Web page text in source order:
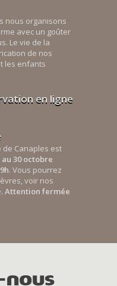
nous organisons
avec un goûter
Le vie de la
de nos
les enfants
en ligne
de Canaples est
au 30 octobre
. Vous pourrez
voir nos
Attention fermée
nous